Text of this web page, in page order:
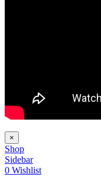
×
Shop
Sidebar
0 Wishlist